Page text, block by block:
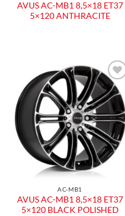
AVUS AC-MB1 8,5×18 ET37
5×120 ANTHRACITE
Aggiungi
alla lista
dei
desideri
AC-MB1
AVUS AC-MB1 8,5×18 ET37
5×120 BLACK POLISHED